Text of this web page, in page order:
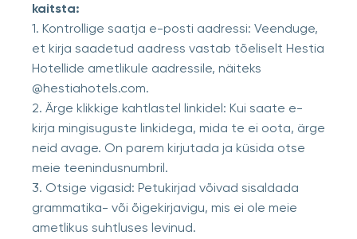
kaitsta:
1. Kontrollige saatja e-posti aadressi: Veenduge,
et kirja saadetud aadress vastab tõeliselt Hestia
Hotellide ametlikule aadressile, näiteks
@hestiahotels.com.
2. Ärge klikkige kahtlastel linkidel: Kui saate e-
kirja mingisuguste linkidega, mida te ei oota, ärge
neid avage. On parem kirjutada ja küsida otse
meie teenindusnumbril.
3. Otsige vigasid: Petukirjad võivad sisaldada
grammatika- või õigekirjavigu, mis ei ole meie
ametlikus suhtluses levinud.